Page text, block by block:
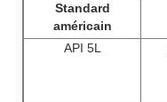
Standard
américain
API 5L